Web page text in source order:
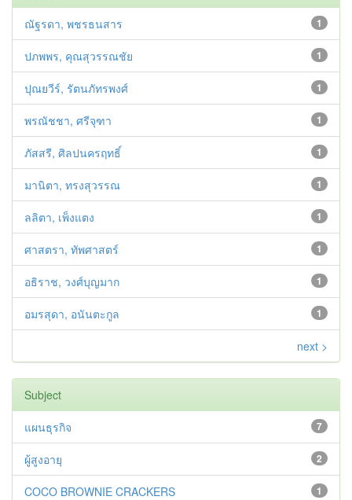
1
ณัฐรดา, พชรธนสาร
1
ปภพพร, คุณสุวรรณชัย
1
ปุณยวีร์, รัตนภัทรพงศ์
1
พรณัชชา, ศรีจุฑา
1
ภัสสรี, ศิลปนครฤทธิ์
1
มานิตา, ทรงสุวรรณ
1
ลลิตา, เพ็งแตง
1
ศาสตรา, ทัพศาสตร์
1
อธิราช, วงศ์บุญมาก
1
อมรสุดา, อนันตะกูล
next >
Subject
7
แผนธุรกิจ
2
ผู้สูงอายุ
1
COCO BROWNIE CRACKERS